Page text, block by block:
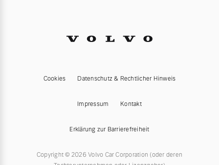
Cookies Datenschutz & Rechtlicher Hinweis
Impressum Kontakt
Erklärung zur Barrierefreiheit
Copyright © 2026 Volvo Car Corporation (oder deren